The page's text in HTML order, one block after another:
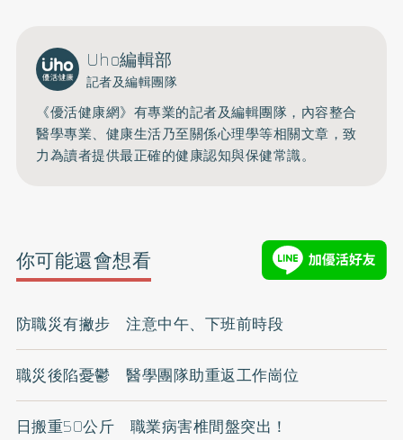
Uho編輯部
記者及編輯團隊
《優活健康網》有專業的記者及編輯團隊，內容整合
醫學專業、健康生活乃至關係心理學等相關文章，致
力為讀者提供最正確的健康認知與保健常識。
你可能還會想看
防職災有撇步 注意中午、下班前時段
職災後陷憂鬱 醫學團隊助重返工作崗位
日搬重50公斤 職業病害椎間盤突出！